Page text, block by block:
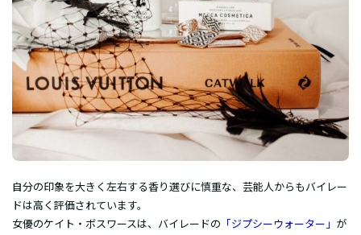
自分の印象を大きく左右する香り選びに慎重な、芸能人からもバイレー
ドは高く評価されています。
女優のケイト・ボスワースは、バイレードの 「ジプシーウォーター」 が